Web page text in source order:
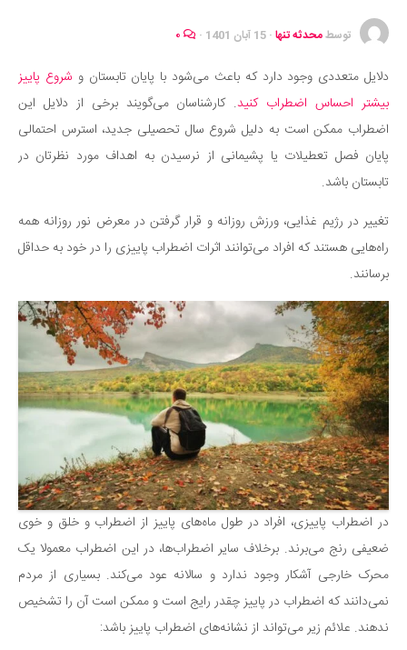
موفقیت و مهارت‌های فردی
تغذیه سالم
بهداشت
بیماری و درمان
کودک و مادر
ورزش و تندرستی
روانشناسی
مراکز پزشکی و دارویی
فرهنگ و هنر
سینما و تئاتر
تلویزیون
موسیقی
چهره‌ها
عکاسی و هنرهای تجسمی
کتاب و کتاب‌خوانی
تاریخ
معماری
علمی
فناوری‌ها
توسطمحدثه تنها · 15 آبان 1401 ·
دلایل متعددی وجود دارد که باعث می‌شود با پایان تابستان و شروع پاییز
بیشتر احساس اضطراب کنید. کارشناسان می‌گویند برخی از دلایل این
اضطراب ممکن است به دلیل شروع سال تحصیلی جدید، استرس احتمالی
پایان فصل تعطیلات یا پشیمانی از نرسیدن به اهداف مورد نظرتان در
تابستان باشد.
تغییر در رژیم غذایی، ورزش روزانه و قرار گرفتن در معرض نور روزانه همه
راه‌هایی هستند که افراد می‌توانند اثرات اضطراب پاییزی را در خود به حداقل
برسانند.
در اضطراب پاییزی، افراد در طول ماه‌های پاییز از اضطراب و خلق و خوی
ضعیفی رنج می‌برند. برخلاف سایر اضطراب‌ها، در این اضطراب معمولا یک
محرک خارجی آشکار وجود ندارد و سالانه عود می‌کند. بسیاری از مردم
نمی‌دانند که اضطراب در پاییز چقدر رایج است و ممکن است آن را تشخیص
ندهند. علائم زیر می‌تواند از نشانه‌های اضطراب پاییز باشد: